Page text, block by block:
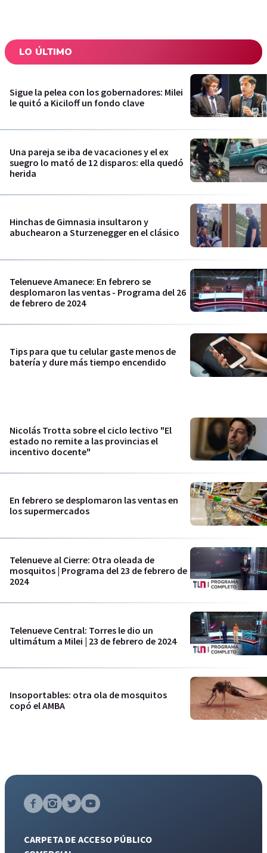
LO ÚLTIMO
Sigue la pelea con los gobernadores: Milei
le quitó a Kiciloff un fondo clave
Una pareja se iba de vacaciones y el ex
suegro lo mató de 12 disparos: ella quedó
herida
Hinchas de Gimnasia insultaron y
abuchearon a Sturzenegger en el clásico
Telenueve Amanece: En febrero se
desplomaron las ventas - Programa del 26
de febrero de 2024
Tips para que tu celular gaste menos de
batería y dure más tiempo encendido
Nicolás Trotta sobre el ciclo lectivo "El
estado no remite a las provincias el
incentivo docente"
En febrero se desplomaron las ventas en
los supermercados
Telenueve al Cierre: Otra oleada de
mosquitos | Programa del 23 de febrero de
2024
Telenueve Central: Torres le dio un
ultimátum a Milei | 23 de febrero de 2024
Insoportables: otra ola de mosquitos
copó el AMBA
CARPETA DE ACCESO PÚBLICO